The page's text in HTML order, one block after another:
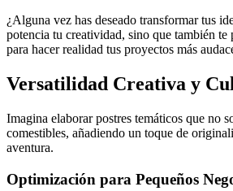
¿Alguna vez has deseado transformar tus
potencia tu creatividad, sino que también te
para hacer realidad tus proyectos más
Versatilidad Creativa y
Imagina elaborar postres temáticos que no
comestibles, añadiendo un toque de
aventura.
Optimización para Pequeños